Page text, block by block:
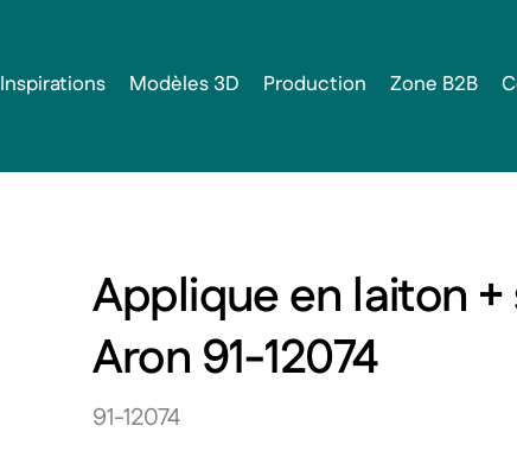
Inspirations Modèles 3D Production Zone B2B
Applique en laiton
Aron 91-12074
91-12074